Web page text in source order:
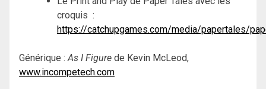
croquis :
https://catchupgames.com/media/papertales/
Générique :As I Figure de Kevin McLeod,
www.incompetech.com